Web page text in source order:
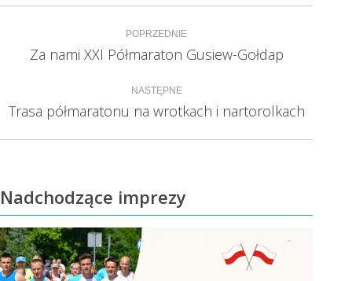
Nawigacja
wpisów
POPRZEDNIE
Poprzedni
Za nami XXI Półmaraton Gusiew-Gołdap
NASTĘPNE
Następny
Trasa półmaratonu na wrotkach i nartorolkach
Nadchodzące imprezy